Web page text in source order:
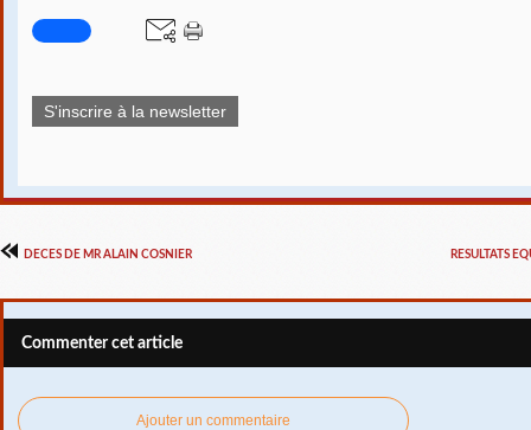
S'inscrire à la newsletter
DECES DE MR ALAIN COSNIER RESULTATS
Commenter cet article
Ajouter un commentaire